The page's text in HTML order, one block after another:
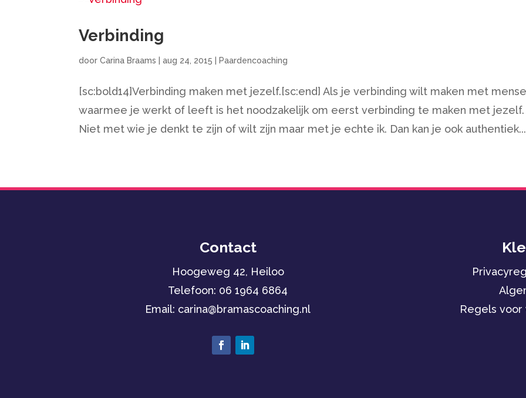
Verbinding
doorCarina Braams |aug 24, 2015 Paardencoaching
[sc:bold14]Verbinding maken met jezelf.[sc:end] Als je verbinding wilt maken met
waarmee je werkt of leeft is het noodzakelijk om eerst verbinding te maken met jezelf.
Niet met wie je denkt te zijn of wilt zijn maar met je echte ik. Dan kan je ook authentiek...
Contact
Hoogeweg 42, Heiloo
Telefoon: 06 1964 6864
Email: carina@bramascoaching.nl
Regels